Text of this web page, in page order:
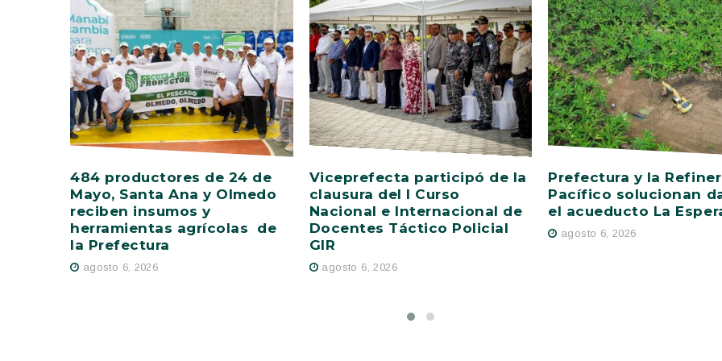
484 productores de 24 de
Mayo, Santa Ana y Olmedo
reciben insumos y
herramientas agrícolas de
la Prefectura
agosto 6, 2026
Viceprefecta participó de la
clausura del I Curso
Nacional e Internacional de
Docentes Táctico Policial
GIR
agosto 6, 2026
Prefectura y la
Pacífico solucionan
el acueducto La
agosto 6, 2026